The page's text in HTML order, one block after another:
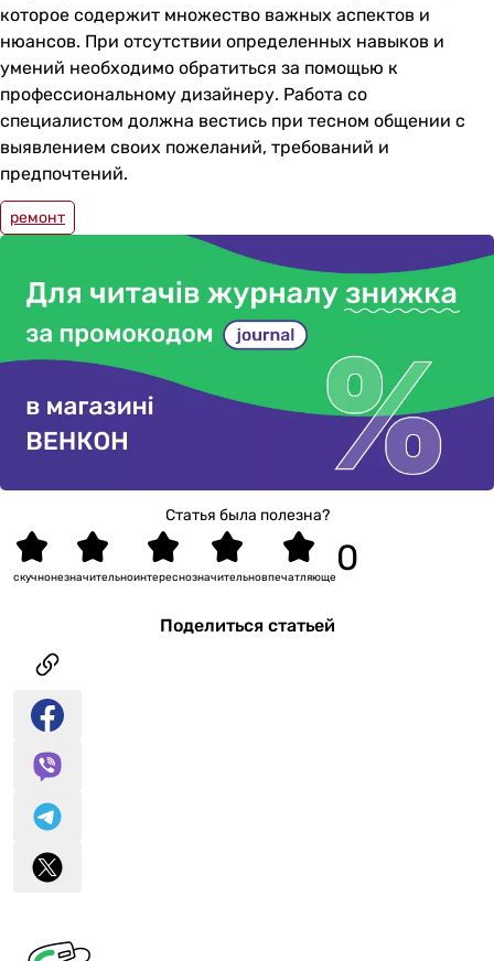
которое содержит множество важных аспектов и
нюансов. При отсутствии определенных навыков и
умений необходимо обратиться за помощью к
профессиональному дизайнеру. Работа со
специалистом должна вестись при тесном общении с
выявлением своих пожеланий, требований и
предпочтений.
ремонт
Статья была полезна?
впечатляюще
значительно
интересно
незначительно
скучно
Поделиться статьей